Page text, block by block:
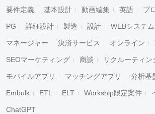
要件定義 基本設計 動画編集 英語 プ
PG 詳細設計 製造 設計 WEBシステム
マネージャー 決済サービス オンライン
SEOマーケティング 商談 リクルーティン
モバイルアプリ マッチングアプリ 分析基
Embulk ETL ELT Workship限定案件
ChatGPT